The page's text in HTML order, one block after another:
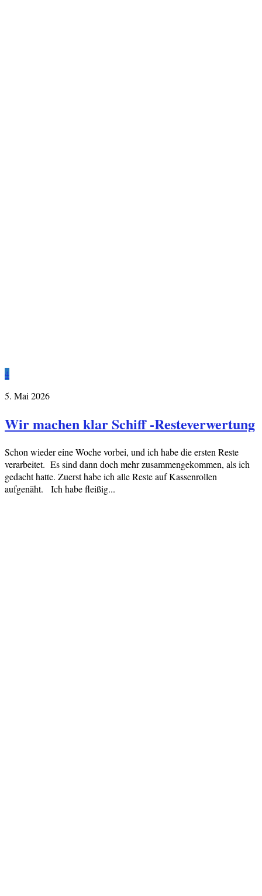
4
5. Mai 2026
Wir machen klar Schiff -Resteverwertung
Schon wieder eine Woche vorbei, und ich habe die ersten Reste
verarbeitet. Es sind dann doch mehr zusammengekommen, als ich
gedacht hatte. Zuerst habe ich alle Reste auf Kassenrollen
aufgenäht. Ich habe fleißig...